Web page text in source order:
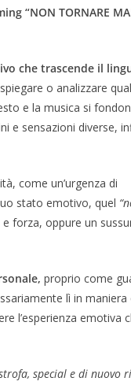
“NON TORNARE
che trascende il
o analizzare
e la musica si
e sensazioni diverse,
come un’urgenza di
stato emotivo, quel
forza, oppure un
proprio come
lì in
l’esperienza emotiva
special e di nuovo